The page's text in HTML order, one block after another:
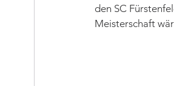
den SC
Meisterschaft